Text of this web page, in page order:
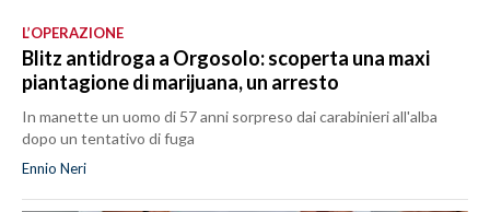
L’OPERAZIONE
Blitz antidroga a Orgosolo: scoperta una maxi
piantagione di marijuana, un arresto
In manette un uomo di 57 anni sorpreso dai carabinieri all'alba
dopo un tentativo di fuga
Ennio Neri